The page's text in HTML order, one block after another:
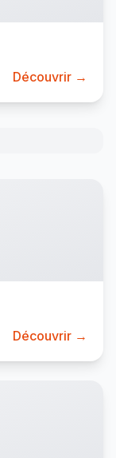
Découvrir →
Découvrir →